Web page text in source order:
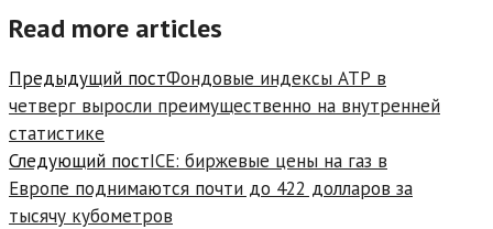
Read more articles
Предыдущий постФондовые индексы АТР в
четверг выросли преимущественно на внутренней
статистике
Следующий постICE: биржевые цены на газ в
Европе поднимаются почти до 422 долларов за
тысячу кубометров